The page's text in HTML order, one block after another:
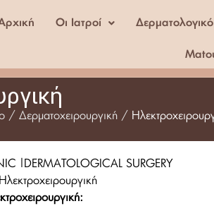
Οι Ιατροί Δερματολογικό
/ Δερματοχειρουργική /
|DERMATOLOGICAL SURGERY
Ηλεκτροχειρουργική